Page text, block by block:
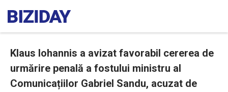
Klaus Iohannis a avizat favorabil cererea de
urmărire penală a fostului ministru al
Comunicațiilor Gabriel Sandu, acuzat de